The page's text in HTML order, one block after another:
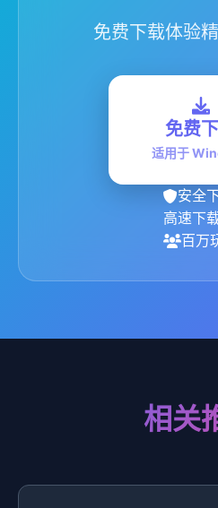
免费下载体验
免费
适用于
安全
高速下
百万
相关